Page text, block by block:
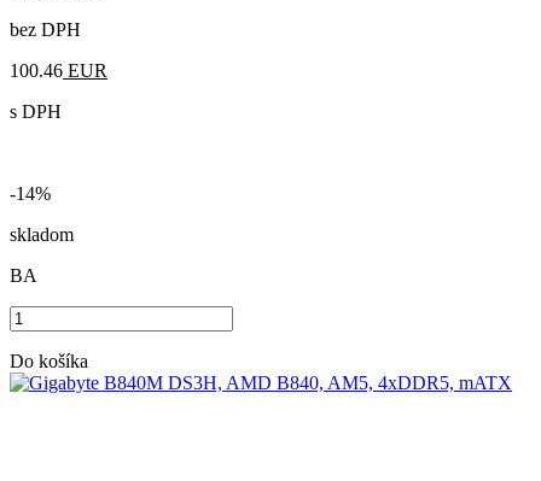
bez DPH
100.46 EUR
s DPH
-14%
skladom
BA
Do košíka